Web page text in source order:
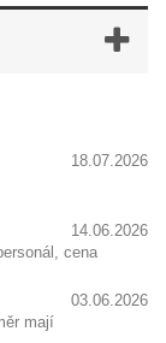
18.07.2026
14.06.2026
cena
03.06.2026
mají